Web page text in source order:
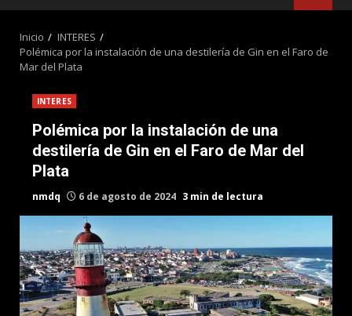
Inicio
INTERES
Polémica por la instalación de una destilería de Gin en el Faro de
Mar del Plata
INTERES
Polémica por la instalación de una
destilería de Gin en el Faro de Mar del
Plata
nmdq 6 de agosto de 2024 3 min de lectura